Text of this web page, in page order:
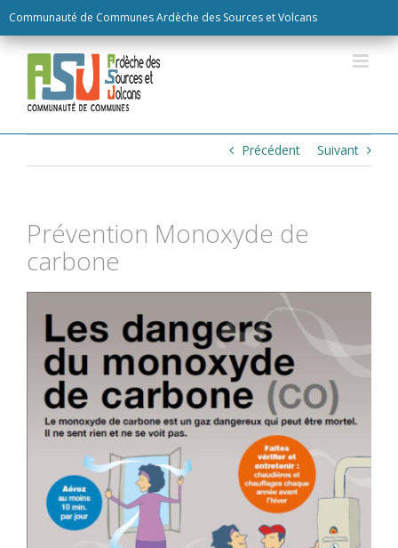
Communauté de Communes Ardèche des Sources et Volcans
to
content
Précédent Suivant
Prévention Monoxyde de
carbone